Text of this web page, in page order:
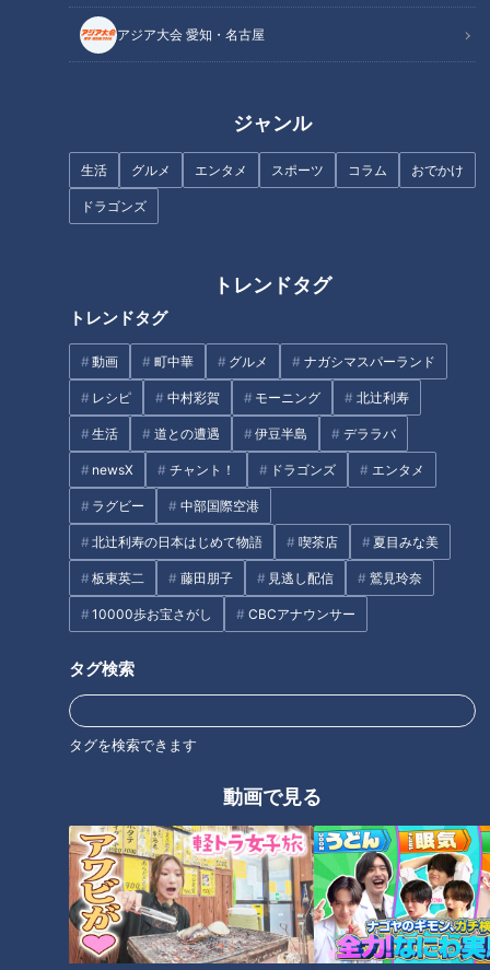
アジア大会 愛知・名古屋
ジャンル
生活 グルメ エンタメ スポーツ コラム おでかけ
ドラゴンズ
トレンドタグ
トレンドタグ
動画 町中華 グルメ ナガシマスパーランド
レシピ 中村彩賀 モーニング 北辻利寿
生活 道との遭遇 伊豆半島 デララバ
newsX チャント！ ドラゴンズ エンタメ
ラグビー 中部国際空港
北辻利寿の日本はじめて物語 喫茶店 夏目みな美
板東英二 藤田朋子 見逃し配信 鷲見玲奈
10000歩お宝さがし CBCアナウンサー
タグ検索
タグを検索できます
動画で見る
師が仕掛けるブランド化戦略
刻な病気も…胃もたれ・胃痛の
原因と対策
母ちゃんも疲れ気味！？コロナ
が怖くて…続ける自主休園の
日々は。CBCテレビ定期配信型
ドキュメンタリー「ピエロと呼
ばれた息子」第４５話
里へ！しかし大波乱が！？
貸金庫に預けた100万円が半分
に…泣き寝入りしかない？
休日も朝帰りの夫にワンオペ妻
が悲鳴…大久保佳代子が絞り出
した答え
タグ
ピエロと呼ばれた息子
ドキュメンタリーやニュース特集をお届けします。
・受賞作品をはじめとしたドキュメンタリー
・ディレクターが取材対象に迫った、テレビでは放送していない特